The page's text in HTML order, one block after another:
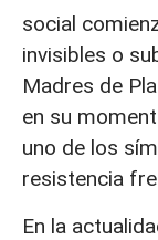
social
invisibles o
Madres de
en su
uno de los
resistencia
En la